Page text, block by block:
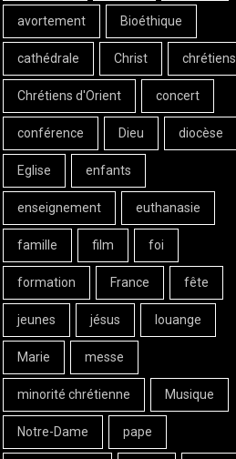
avortement Bioéthique
cathédrale Christ chrétiens
Chrétiens d'Orient concert
conférence Dieu diocèse
Eglise enfants
enseignement euthanasie
famille film foi
formation France fête
jeunes jésus louange
Marie messe
minorité chrétienne Musique
Notre-Dame pape